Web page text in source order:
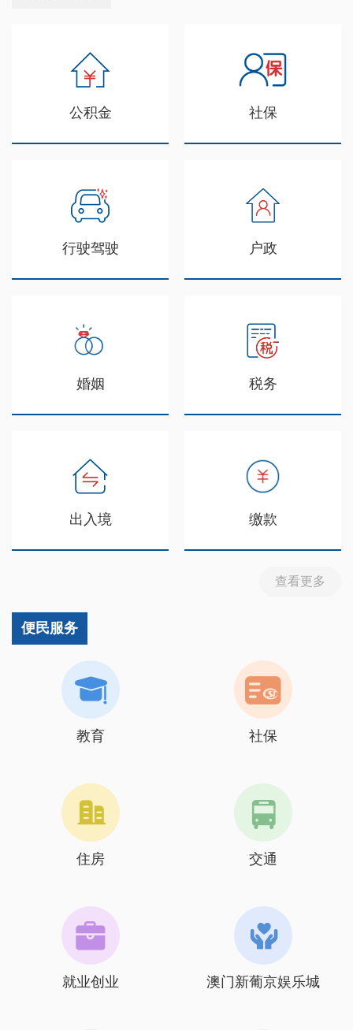
公积金 社保
行驶驾驶 户政
婚姻 税务
出入境 缴款
查看更多
便民服务
教育 社保
住房 交通
就业创业 澳门新葡京娱乐城